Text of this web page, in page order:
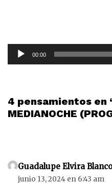
o
d
o
r
00:00
4 pensamientos en
MEDIANOCHE
Guadalupe Elvira Blanco
junio 13, 2024 en 6:43 am